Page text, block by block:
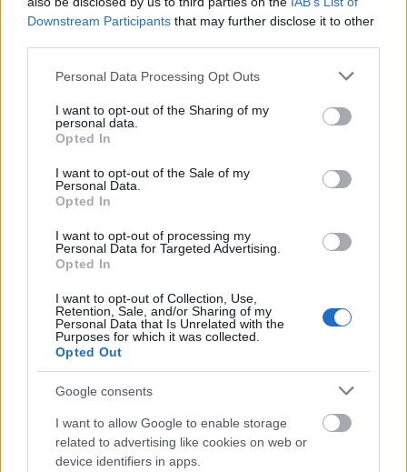
Downstream Participants that may further disclose it to other
Please note that this website/app uses one or more Google
not limited to your visit or usage behaviour. You may click to
grant or deny consent to Google and its third-party tags to
use your data for below specified purposes in below Google
consent section.
Personal Data Processing Opt Outs
I want to opt-out of the Sharing of my
personal data.
Opted In
I want to opt-out of the Sale of my
Personal Data.
Opted In
I want to opt-out of processing my
Personal Data for Targeted Advertising.
Opted In
I want to opt-out of Collection, Use,
Retention, Sale, and/or Sharing of my
Personal Data that Is Unrelated with the
Purposes for which it was collected.
Opted Out
Google consents
I want to allow Google to enable storage
related to advertising like cookies on web or
device identifiers in apps.
INSTAGRAM